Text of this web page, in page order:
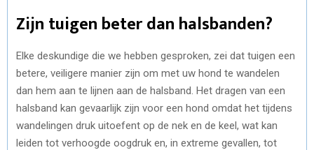
Zijn tuigen beter dan halsbanden?
Elke deskundige die we hebben gesproken, zei dat tuigen een
betere, veiligere manier zijn om met uw hond te wandelen
dan hem aan te lijnen aan de halsband. Het dragen van een
halsband kan gevaarlijk zijn voor een hond omdat het tijdens
wandelingen druk uitoefent op de nek en de keel, wat kan
leiden tot verhoogde oogdruk en, in extreme gevallen, tot